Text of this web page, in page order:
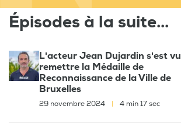
Épisodes à la suite...
L'acteur Jean Dujardin s'est vu
remettre la Médaille de
Reconnaissance de la Ville de
Bruxelles
29 novembre 2024 4 min 17 sec